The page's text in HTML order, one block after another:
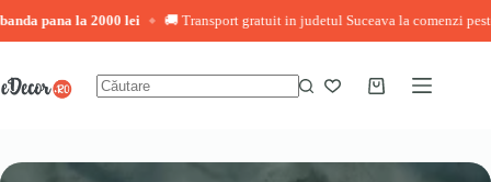
la 2000 lei ◆ 🚚 Transport gratuit in judetul Suceava la comenzi peste 3.000
conținut
Coș